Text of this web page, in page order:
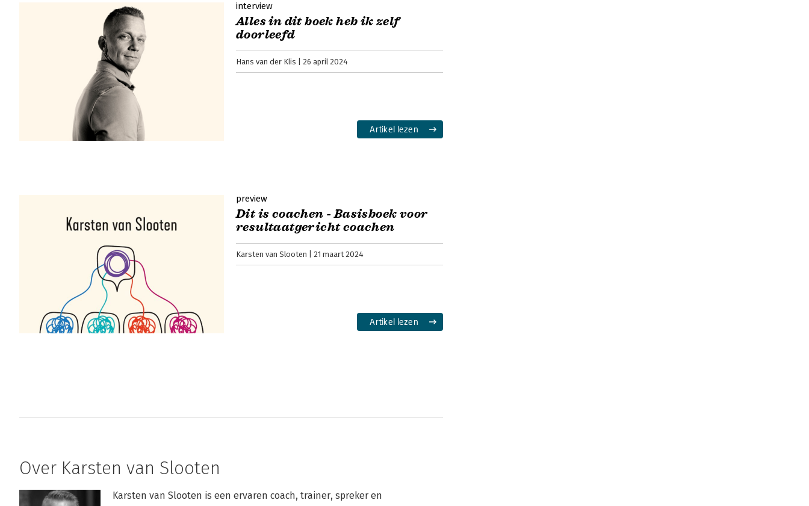
interview
Alles in dit boek heb ik zelf
doorleefd
Hans van der Klis 26 april 2024
Artikel lezen
preview
Dit is coachen - Basisboek voor
resultaatgericht coachen
Karsten van Slooten 21 maart 2024
Artikel lezen
Over Karsten van Slooten
Karsten van Slooten is een ervaren coach, trainer, spreker en